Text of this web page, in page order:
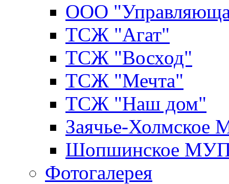
ООО
ТСЖ "Агат"
ТСЖ "Восход"
ТСЖ "Мечта"
ТСЖ "Наш дом"
Заячье-
Шопшинское
Фотогалерея